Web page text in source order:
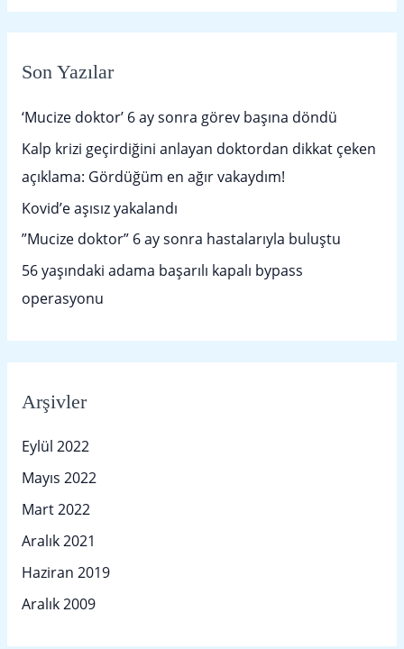
a
c
o
r
:
Son Yazılar
‘Mucize doktor’ 6 ay sonra görev başına döndü
Kalp krizi geçirdiğini anlayan doktordan dikkat çeken
açıklama: Gördüğüm en ağır vakaydım!
Kovid’e aşısız yakalandı
”Mucize doktor” 6 ay sonra hastalarıyla buluştu
56 yaşındaki adama başarılı kapalı bypass
operasyonu
Arşivler
Eylül 2022
Mayıs 2022
Mart 2022
Aralık 2021
Haziran 2019
Aralık 2009